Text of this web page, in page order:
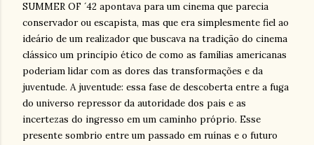
SUMMER OF ´42 apontava para um cinema que parecia
conservador ou escapista, mas que era simplesmente fiel ao
ideário de um realizador que buscava na tradição do cinema
clássico um princípio ético de como as famílias americanas
poderiam lidar com as dores das transformações e da
juventude. A juventude: essa fase de descoberta entre a fuga
do universo repressor da autoridade dos pais e as
incertezas do ingresso em um caminho próprio. Esse
presente sombrio entre um passado em ruínas e o futuro